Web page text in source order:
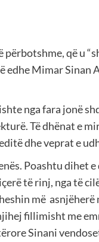
që u
edhe Mimar Sinan
nga fara jonë
Të dhënat e
dhe veprat e
Poashtu dihet
të rinj, nga të
më asnjëherë
fillimisht me
Sinani